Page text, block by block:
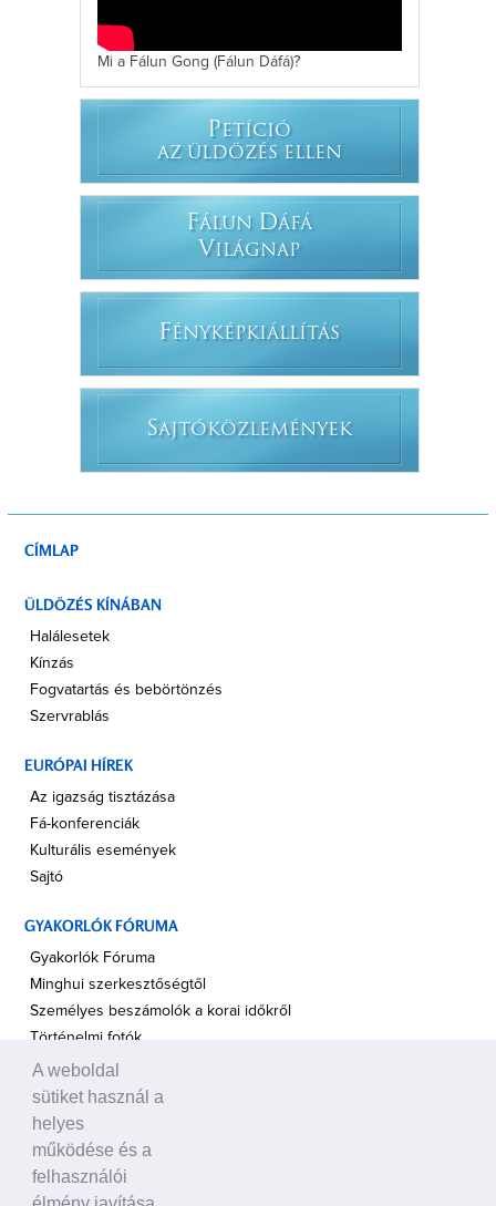
Mi a Fálun Gong (Fálun Dáfá)?
PETÍCIÓ
AZ ÜLDÖZÉS ELLEN
FÁLUN DÁFÁ
VILÁGNAP
FÉNYKÉPKIÁLLÍTÁS
SAJTÓKÖZLEMÉNYEK
CÍMLAP
ÜLDÖZÉS KÍNÁBAN
Halálesetek
Kínzás
Fogvatartás és bebörtönzés
Szervrablás
EURÓPAI HÍREK
Az igazság tisztázása
Fá-konferenciák
Kulturális események
Sajtó
GYAKORLÓK FÓRUMA
Gyakorlók Fóruma
Minghui szerkesztőségtől
Személyes beszámolók a korai időkről
Történelmi fotók
A TÁMOGATÁS HANGJA
Politikusok
Civil szervezetek, ENSZ
Egyéb
A weboldal
sütiket használ a
helyes
működése és a
felhasználói